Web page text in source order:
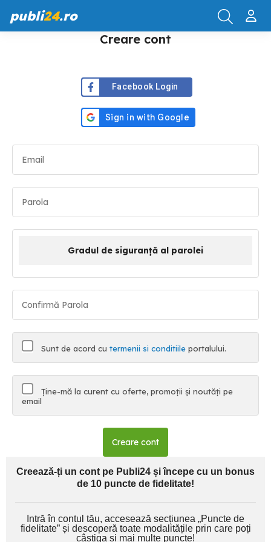
publi24.ro
Creare cont
Facebook Login
Gradul de siguranță al parolei
Sunt de acord cu termenii si conditiile portalului.
Ține-mă la curent cu oferte, promoții și noutăți pe
email
Creare cont
Creează-ți un cont pe Publi24 și începe cu un bonus
de 10 puncte de fidelitate!
Intră în contul tău, accesează secțiunea „Puncte de
fidelitate” și descoperă toate modalitățile prin care poți
câștiga și mai multe puncte!